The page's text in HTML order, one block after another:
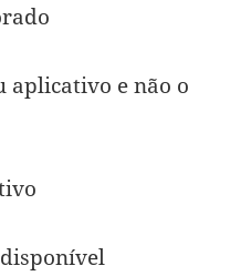
aplicativo e não o